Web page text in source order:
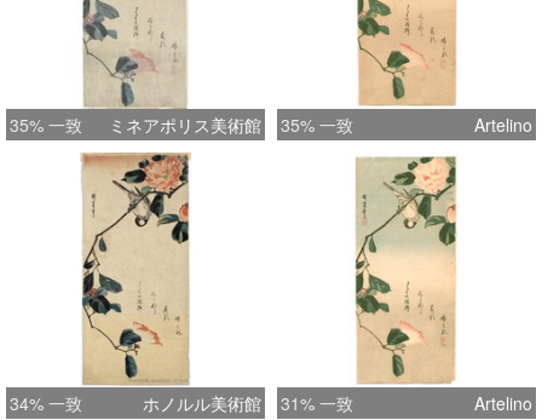
35% 一致 ミネアポリス美術館 35% 一致 Artelino
34% 一致 ホノルル美術館 31% 一致 Artelino